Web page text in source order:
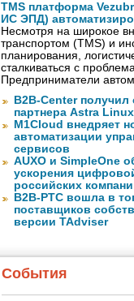
TMS платформа
ИС ЭПД)
Несмотря на широкое
транспортом (TMS) и
планирования,
сталкиваться с
Предприниматели
B2B-Center получил
партнера Astra Linux
M1Cloud внедряет
автоматизации
сервисов
AUXO и SimpleOne
ускорения
российских
B2B-РТС вошла в
поставщиков
версии TAdviser
События